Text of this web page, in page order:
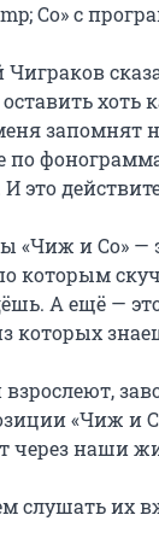
Co» c
хоть
запомнят
по
это
«Чиж и Co» —
которым
А ещё —
которых
«Чиж и
через наши
слушать их